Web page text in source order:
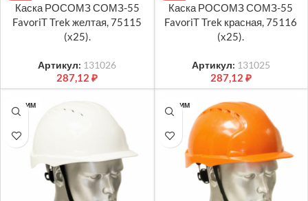
Каска РОСОМЗ СОМЗ-55
FavoriT Trek желтая, 75115
(х25).
Артикул: 131026
287,12₽
Каска РОСОМЗ СОМЗ-55
FavoriT Trek красная, 75116
(х25).
Артикул: 131025
287,12 ₽
ТК РИМ ТК РИМ